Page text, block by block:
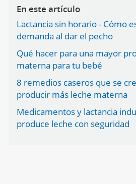
En este artículo
Lactancia sin horario - Cómo
demanda al dar el pecho
Qué hacer para una mayor
materna para tu bebé
8 remedios caseros que se
producir más leche materna
Medicamentos y lactancia
produce leche con seguridad